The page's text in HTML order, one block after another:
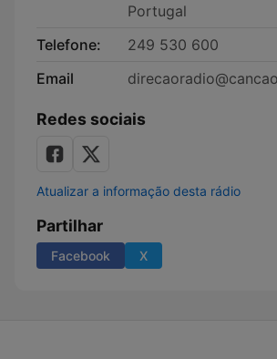
Portugal
Telefone:
249 530 600
Email
Redes sociais
Atualizar a informação desta rádio
Partilhar
Facebook X